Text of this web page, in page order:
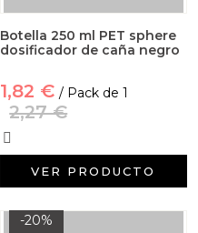
Botella 250 ml PET sphere
dosificador de caña negro
1,82 € / Pack de 1
2,27 €
VER PRODUCTO
-20%